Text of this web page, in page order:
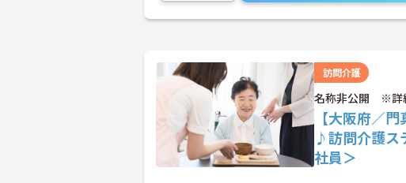
訪問介護
名称非公開 ※詳
【大阪府／
♪訪問介護ス
社員＞